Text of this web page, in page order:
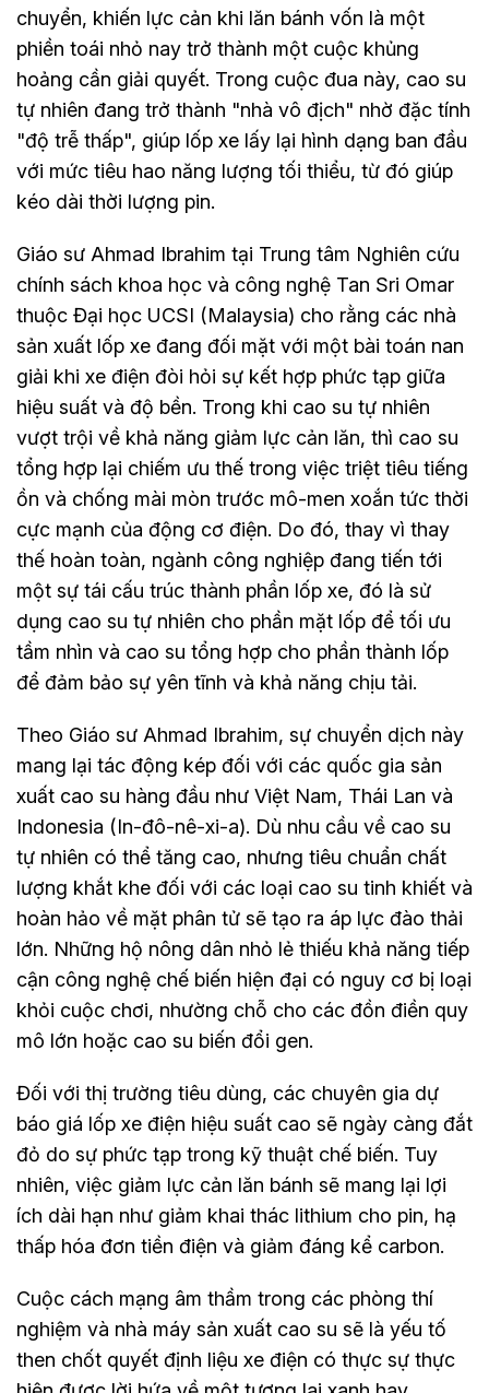
chuyển, khiến lực cản khi lăn bánh vốn là một
phiền toái nhỏ nay trở thành một cuộc khủng
hoảng cần giải quyết. Trong cuộc đua này, cao su
tự nhiên đang trở thành "nhà vô địch" nhờ đặc tính
"độ trễ thấp", giúp lốp xe lấy lại hình dạng ban đầu
với mức tiêu hao năng lượng tối thiểu, từ đó giúp
kéo dài thời lượng pin.
Giáo sư Ahmad Ibrahim tại Trung tâm Nghiên cứu
chính sách khoa học và công nghệ Tan Sri Omar
thuộc Đại học UCSI (Malaysia) cho rằng các nhà
sản xuất lốp xe đang đối mặt với một bài toán nan
giải khi xe điện đòi hỏi sự kết hợp phức tạp giữa
hiệu suất và độ bền. Trong khi cao su tự nhiên
vượt trội về khả năng giảm lực cản lăn, thì cao su
tổng hợp lại chiếm ưu thế trong việc triệt tiêu tiếng
ồn và chống mài mòn trước mô-men xoắn tức thời
cực mạnh của động cơ điện. Do đó, thay vì thay
thế hoàn toàn, ngành công nghiệp đang tiến tới
một sự tái cấu trúc thành phần lốp xe, đó là sử
dụng cao su tự nhiên cho phần mặt lốp để tối ưu
tầm nhìn và cao su tổng hợp cho phần thành lốp
để đảm bảo sự yên tĩnh và khả năng chịu tải.
Theo Giáo sư Ahmad Ibrahim, sự chuyển dịch này
mang lại tác động kép đối với các quốc gia sản
xuất cao su hàng đầu như Việt Nam, Thái Lan và
Indonesia (In-đô-nê-xi-a). Dù nhu cầu về cao su
tự nhiên có thể tăng cao, nhưng tiêu chuẩn chất
lượng khắt khe đối với các loại cao su tinh khiết và
hoàn hảo về mặt phân tử sẽ tạo ra áp lực đào thải
lớn. Những hộ nông dân nhỏ lẻ thiếu khả năng tiếp
cận công nghệ chế biến hiện đại có nguy cơ bị loại
khỏi cuộc chơi, nhường chỗ cho các đồn điền quy
mô lớn hoặc cao su biến đổi gen.
Đối với thị trường tiêu dùng, các chuyên gia dự
báo giá lốp xe điện hiệu suất cao sẽ ngày càng đắt
đỏ do sự phức tạp trong kỹ thuật chế biến. Tuy
nhiên, việc giảm lực cản lăn bánh sẽ mang lại lợi
ích dài hạn như giảm khai thác lithium cho pin, hạ
thấp hóa đơn tiền điện và giảm đáng kể carbon.
Cuộc cách mạng âm thầm trong các phòng thí
nghiệm và nhà máy sản xuất cao su sẽ là yếu tố
then chốt quyết định liệu xe điện có thực sự thực